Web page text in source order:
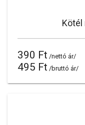
390 Ft /nettó ár/
495 Ft /bruttó ár/